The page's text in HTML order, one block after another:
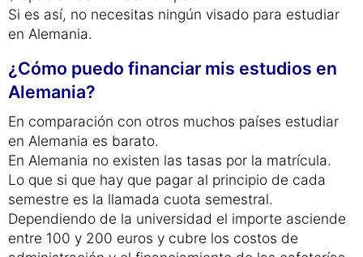
Si es así, no necesitas ningún visado para estudiar
en Alemania.
¿Cómo puedo financiar mis estudios en
Alemania?
En comparación con otros muchos países estudiar
en Alemania es barato.
En Alemania no existen las tasas por la matrícula.
Lo que si que hay que pagar al principio de cada
semestre es la llamada cuota semestral.
Dependiendo de la universidad el importe asciende
entre 100 y 200 euros y cubre los costos de